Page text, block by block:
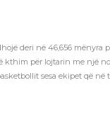
deri në 46,656 mënyra
për lojtarin me një
sesa ekipet që